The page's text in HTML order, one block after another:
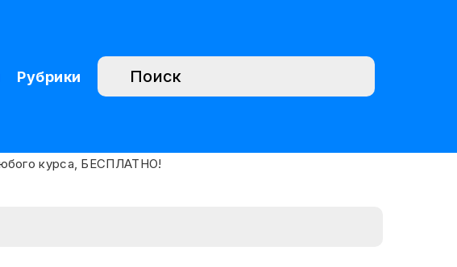
Рубрики